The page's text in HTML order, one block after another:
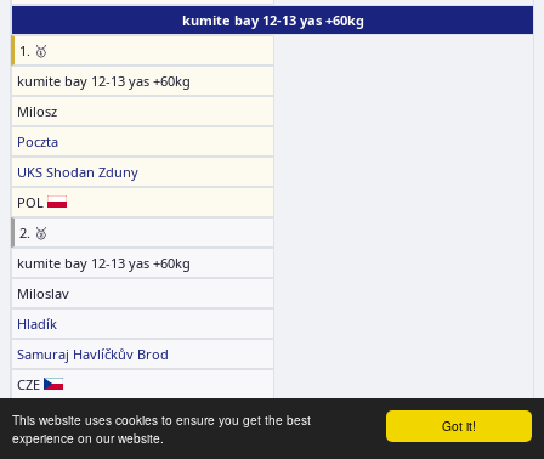
Got it!
This website uses cookies to ensure you get the best
experience on our website.
kumite bay 12-13 yas +60kg
1. 🥇
kumite bay 12-13 yas +60kg
Milosz
Poczta
UKS Shodan Zduny
POL
2. 🥈
kumite bay 12-13 yas +60kg
Miloslav
Hladík
Samuraj Havlíčkův Brod
CZE
3. 🥉
kumite bay 12-13 yas +60kg